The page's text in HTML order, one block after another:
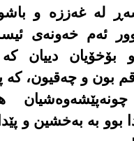
لە غەززە و
ئەم خەونەی
بۆخۆیان دییان کە
بون و چەقیون،
بوو بە بەخشین و